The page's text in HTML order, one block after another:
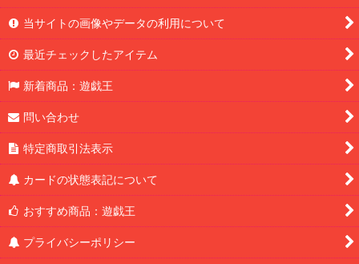
当サイトの画像やデータの利用について
最近チェックしたアイテム
新着商品：遊戯王
問い合わせ
特定商取引法表示
カードの状態表記について
おすすめ商品：遊戯王
プライバシーポリシー